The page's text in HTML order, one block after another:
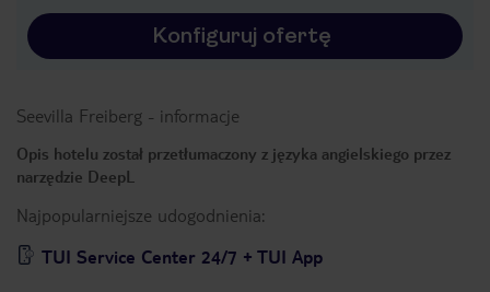
Konfiguruj ofertę
Seevilla Freiberg - informacje
Opis hotelu został przetłumaczony z języka angielskiego przez
narzędzie DeepL
Najpopularniejsze udogodnienia:
TUI Service Center 24/7 + TUI App